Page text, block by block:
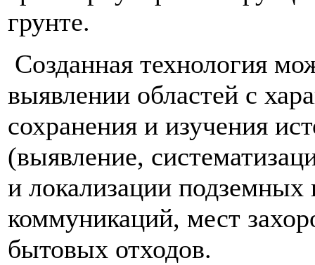
грунте.
Созданная технология
выявлении областей с
сохранения и изучения
(выявление,
и локализации
коммуникаций, мест
бытовых отходов.